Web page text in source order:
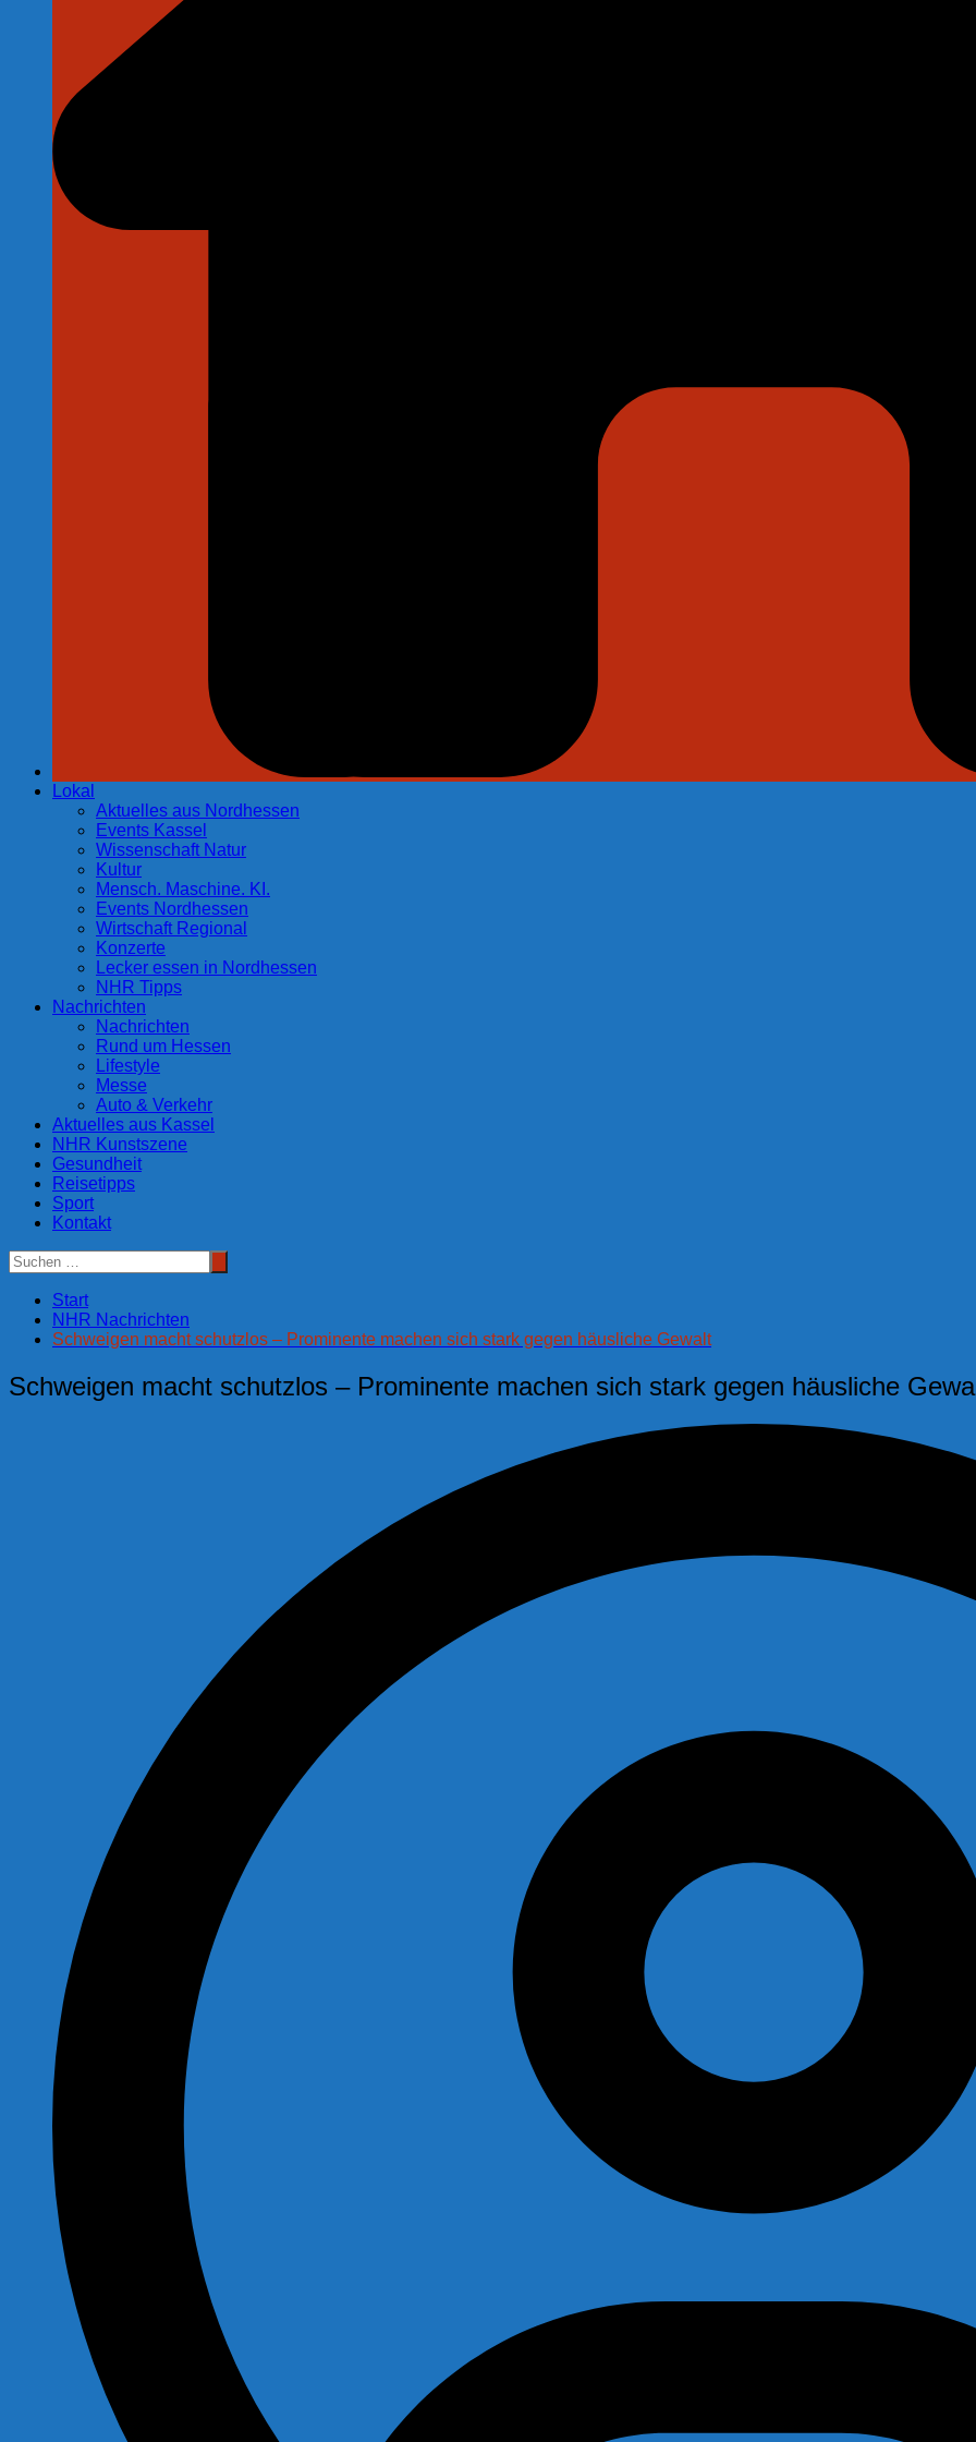
Lokal
Aktuelles aus Nordhessen
Events Kassel
Wissenschaft Natur
Kultur
Mensch. Maschine. KI.
Events Nordhessen
Wirtschaft Regional
Konzerte
Lecker essen in Nordhessen
NHR Tipps
Nachrichten
Nachrichten
Rund um Hessen
Lifestyle
Messe
Auto & Verkehr
Aktuelles aus Kassel
NHR Kunstszene
Gesundheit
Reisetipps
Sport
Kontakt
Start
NHR Nachrichten
Schweigen macht schutzlos – Prominente machen sich stark gegen häusliche Gewalt
Schweigen macht schutzlos – Prominente machen sich stark gegen häusliche